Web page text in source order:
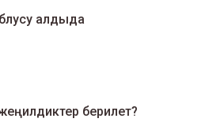
алдыда
берилет?